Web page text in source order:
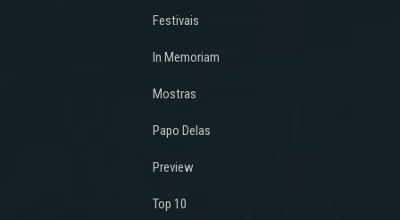
Festivais
In Memoriam
Mostras
Papo Delas
Preview
Top 10